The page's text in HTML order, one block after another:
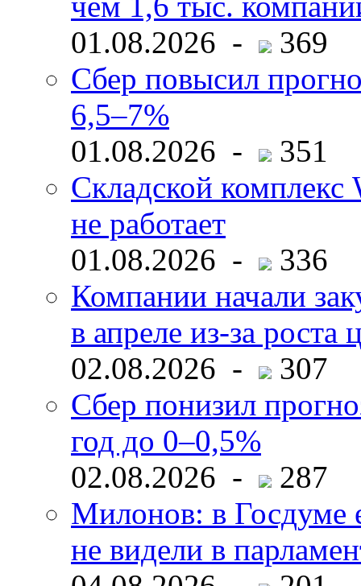
01.08.2026 -
369
Сбер повысил
6,5–7%
01.08.2026 -
351
Складской комплекс
не работает
01.08.2026 -
336
Компании начали
в апреле из-за роста
02.08.2026 -
307
Сбер понизил
год до 0–0,5%
02.08.2026 -
287
Милонов: в Госдуме
не видели в